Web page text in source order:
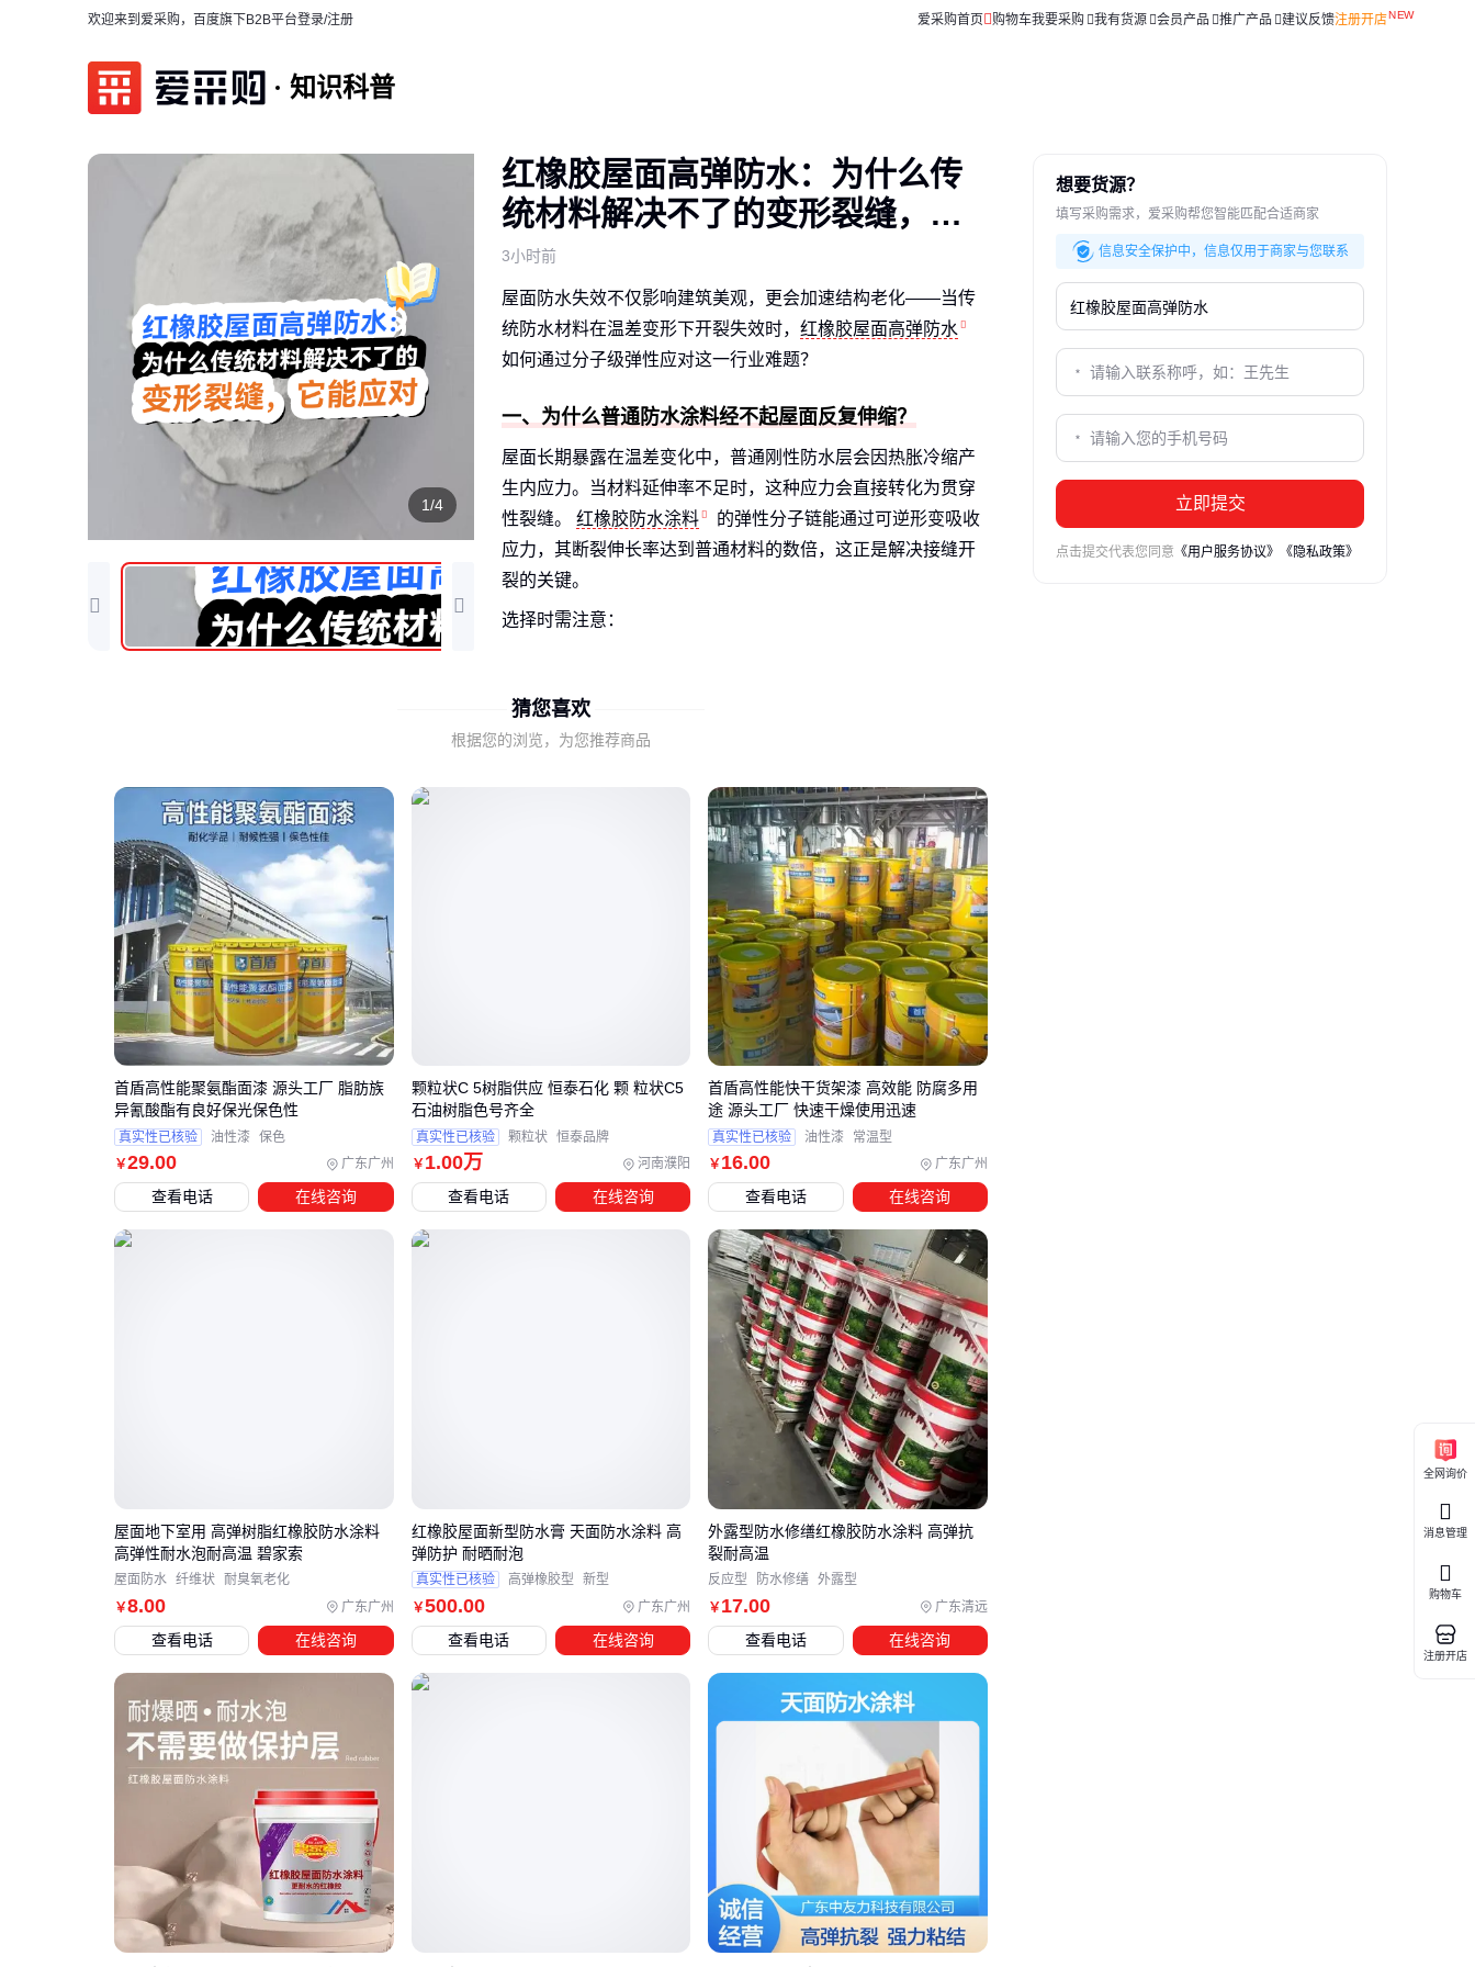
欢迎来到爱采购，百度旗下B2B平台登录/注册 爱采购首页 购物车我要采购 我有货源 会员产品 推广产品 建议反馈注册开店
知识科普
1/4
红橡胶屋面高弹防水：为什么传
统材料解决不了的变形裂缝，它
能应对
3小时前
屋面防水失效不仅影响建筑美观，更会加速结构老化——当传
统防水材料在温差变形下开裂失效时， 红橡胶屋面高弹防水
如何通过分子级弹性应对这一行业难题？
一、为什么普通防水涂料经不起屋面反复伸缩？
屋面长期暴露在温差变化中，普通刚性防水层会因热胀冷缩产
生内应力。当材料延伸率不足时，这种应力会直接转化为贯穿
性裂缝。 红橡胶防水涂料
的弹性分子链能通过可逆形变吸收
应力，其断裂伸长率达到普通材料的数倍，这正是解决接缝开
裂的关键。
选择时需注意：
坡屋面则要兼顾弹性与抗流挂性能
金属基面需特殊粘结配方防止剥离
的实际抗裂性可能超过3mm刚性防水层。
二、弹性与耐久真的不可兼得吗？
红橡胶材料的秘密在于其交联网络结构：橡胶分子在保持高延
伸性的同时，通过化学键形成三维防护网，既避免分子链滑移
导致的永久变形，又阻挡紫外线直接破坏主链。
这种平衡带来两个实用价值：
冬季低温下仍保持柔韧性，不会脆裂
夏季高温时不软化流淌，维持密封性
对于坡度较大的屋面，建议选择拉伸强度更高的型号，以抵抗
重力导致的材料蠕变。
屋面结构差异直接影响防水材料的选择逻辑。平屋面因排水坡
度小，积水压力大，需要材料具备更强的整体覆盖性和接缝密
封能力；而坡屋面虽然排水快，但受风压和温差变形影响更明
显，对材料的拉伸强度和抗老化性能要求更高。
红橡胶屋面高弹防水材料通过分子结构设计，能同时满足两种
平屋面优先选用整体涂覆工艺，利用材料自流平特性形成无
接缝防水层，避免传统卷材搭接处渗漏风险
坡屋面侧重选择拉伸强度更高的配方，确保在屋面热胀冷缩
时不会因应力集中产生裂缝
阴阳角等细部节点需配合
屋面防水补漏胶
进行局部加强，
弥补主材在复杂部位的施工局限性
在平屋面应用中容易因基层开裂导致防水
层断裂，而刚性防水涂料又难以适应坡屋面的频繁变形。红橡
胶材料的高弹性恰好填补了这一性能空白，但需注意：不同屋
面坡度对材料的拉伸强度参数有具体需求，坡度越大，要求的
配套基层处理剂的选择同样关键。对于老旧屋面改造，需先用
渗透型处理剂封闭基层微裂缝；新建混凝土屋面则要选用增强
粘结力的界面剂，避免防水层与基层剥离。这种差异化预处理
猜您喜欢
根据您的浏览，为您推荐商品
￥29.00 广东广州
首盾高性能聚氨酯面漆 源头工厂 脂肪族
异氰酸酯有良好保光保色性
真实性已核验 油性漆 保色
查看电话 在线咨询
￥ 1.00万 河南濮阳
颗粒状C 5树脂供应 恒泰石化 颗 粒状C5
石油树脂色号齐全
真实性已核验 颗粒状 恒泰品牌
查看电话 在线咨询
￥ 16.00 广东广州
首盾高性能快干货架漆 高效能 防腐多用
途 源头工厂 快速干燥使用迅速
真实性已核验 油性漆 常温型
查看电话 在线咨询
￥8.00 广东广州
屋面地下室用 高弹树脂红橡胶防水涂料
高弹性耐水泡耐高温 碧家索
屋面防水 纤维状 耐臭氧老化
查看电话 在线咨询
￥500.00 广东广州
红橡胶屋面新型防水膏 天面防水涂料 高
弹防护 耐晒耐泡
真实性已核验 高弹橡胶型 新型
查看电话 在线咨询
￥ 17.00 广东清远
外露型防水修缮红橡胶防水涂料 高弹抗
裂耐高温
反应型 防水修缮 外露型
查看电话 在线咨询
想要货源？
填写采购需求，爱采购帮您智能匹配合适商家
信息安全保护中，信息仅用于商家与您联系
立即提交
点击提交代表您同意 《用户服务协议》 《隐私政策》
全网询价
消息管理
购物车
注册开店